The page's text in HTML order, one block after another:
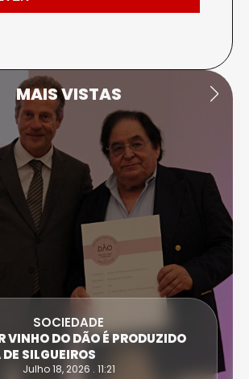
MAIS VISTAS
SOCIEDADE
VINHO DO DÃO É PRODUZIDO
SILGUEIROS
Julho 18, 2026 . 11:21